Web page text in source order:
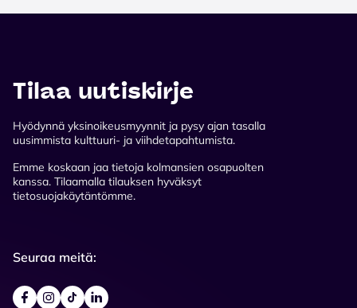
Tilaa uutiskirje
Hyödynnä yksinoikeusmyynnit ja pysy ajan tasalla
uusimmista kulttuuri- ja viihdetapahtumista.
Emme koskaan jaa tietoja kolmansien osapuolten
kanssa. Tilaamalla tilauksen hyväksyt
tietosuojakäytäntömme.
Seuraa meitä: